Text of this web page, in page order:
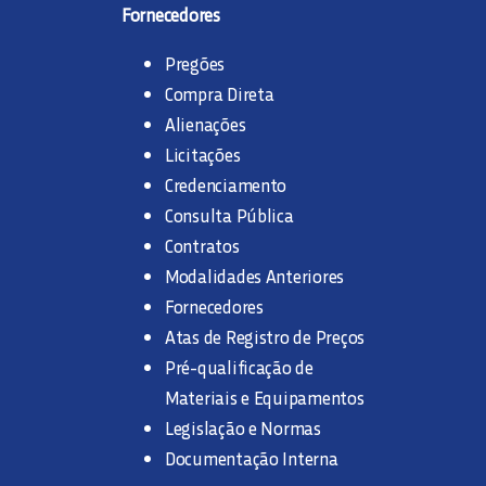
Fornecedores
Pregões
Compra Direta
Alienações
Licitações
Credenciamento
Consulta Pública
Contratos
Modalidades Anteriores
Fornecedores
Atas de Registro de Preços
Pré-qualificação de
Materiais e Equipamentos
Legislação e Normas
Documentação Interna